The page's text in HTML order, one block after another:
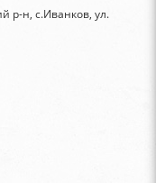
р-н, с.Иванков, ул.